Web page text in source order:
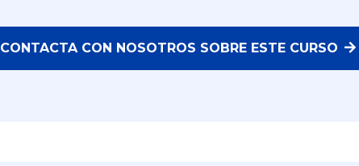
CONTACTA CON NOSOTROS SOBRE ESTE CURSO